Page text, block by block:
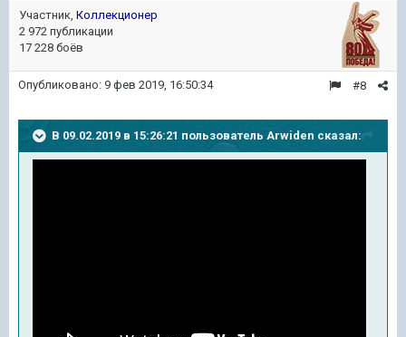
Участник, Коллекционер
2 972 публикации
17 228 боёв
#8
Опубликовано: 9 фев 2019, 16:50:34
В 09.02.2019 в 15:26:21 пользователь Arwiden сказал: